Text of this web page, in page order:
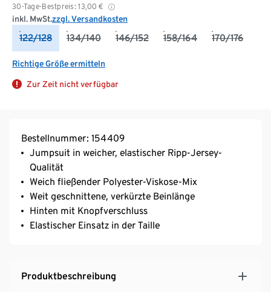
30-Tage-Bestpreis: 13,00 €
inkl. MwSt.zzgl. Versandkosten
122/128 134/140 146/152 158/164 170/176
Richtige Größe ermitteln
Zur Zeit nicht verfügbar
Bestellnummer: 154409
Jumpsuit in weicher, elastischer Ripp-Jersey-
Qualität
Weich fließender Polyester-Viskose-Mix
Weit geschnittene, verkürzte Beinlänge
Hinten mit Knopfverschluss
Elastischer Einsatz in der Taille
Produktbeschreibung